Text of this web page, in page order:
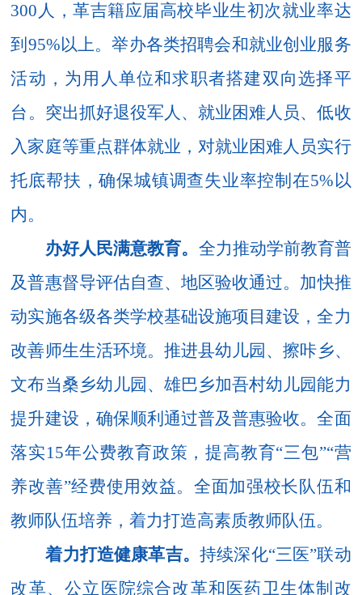
300 人，革吉籍应届高校毕业生初次就业率达
到 95%以上。举办各类招聘会和就业创业服务
活动，为用人单位和求职者搭建双向选择平
台 。 突出抓好退役军人、就业困难人员、低收
入家庭等重点群体就业，对就业困难人员实行
托底帮扶，确保城镇调查失业率控制在5% 以
内。
办好人民满意教育。 全力推动学前教育普
及普惠督导评估自查、地区验收通过。加快推
动实施各级各类学校基础设施项目建设，全力
改善师生生活环境。 推进县幼儿园、擦咔乡、
文布当桑乡幼儿园、雄巴乡加吾村幼儿园能力
提升建设 ，确保顺利通过普及普惠验收。全面
落实15年公费教育政策，提高教育“三包”“营
养改善”经费使用效益。全面加强校长队伍和
教师队伍培养，着力打造高素质教师队伍。
着力打造健康革吉。 持续深化“三医”联动
改革、公立医院综合改革和医药卫生体制改